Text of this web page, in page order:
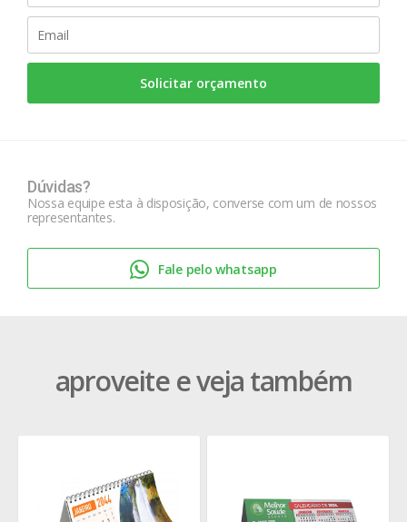
Solicitar orçamento
Dúvidas?
Nossa equipe esta à disposição, converse com um de nossos
representantes.
Fale pelo whatsapp
aproveite e veja também